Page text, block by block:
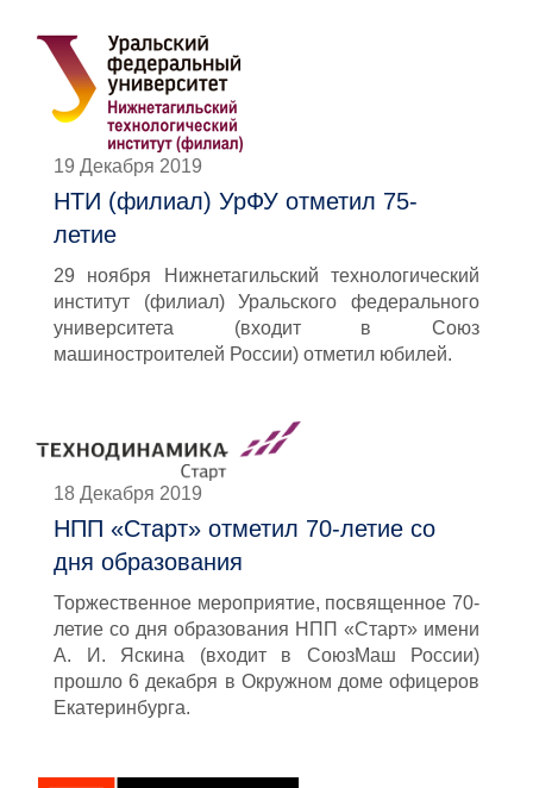
19 Декабря 2019
НТИ (филиал) УрФУ отметил 75-
летие
29 ноября Нижнетагильский технологический
институт (филиал) Уральского федерального
университета (входит в Союз
машиностроителей России) отметил юбилей.
18 Декабря 2019
НПП «Старт» отметил 70-летие со
дня образования
Торжественное мероприятие, посвященное 70-
летие со дня образования НПП «Старт» имени
А. И. Яскина (входит в СоюзМаш России)
прошло 6 декабря в Окружном доме офицеров
Екатеринбурга.